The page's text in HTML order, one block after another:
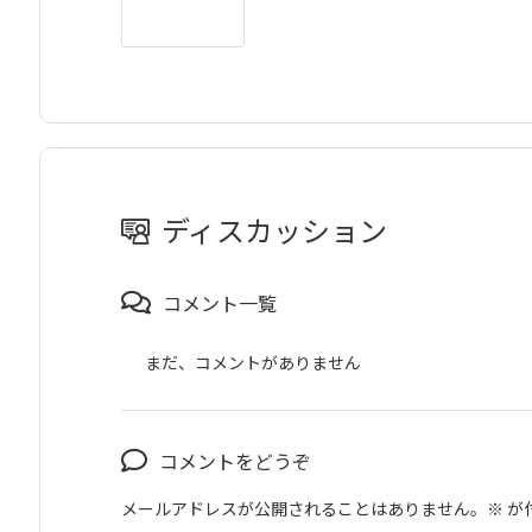
ディスカッション
コメント一覧
まだ、コメントがありません
コメントをどうぞ
メールアドレスが公開されることはありません。 ※ が